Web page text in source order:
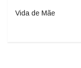
Vida de Mãe